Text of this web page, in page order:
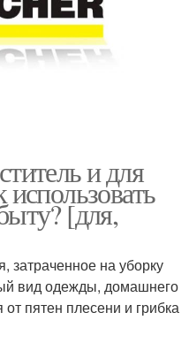
и для
[для,
затраченное на уборку
вид одежды, домашнего
от пятен плесени и грибка